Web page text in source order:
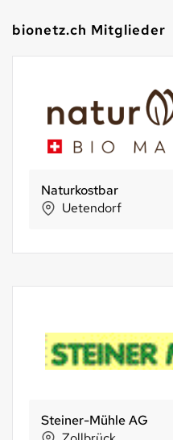
bionetz.ch Mitglieder
Naturkostbar
Uetendorf
Steiner-Mühle AG